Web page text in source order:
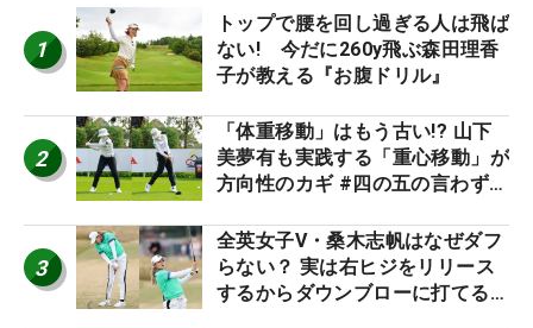
1
トップで腰を回し過ぎる人は飛ば
ない! 今だに260y飛ぶ森田理香
子が教える『お腹ドリル』
2
「体重移動」はもう古い!? 山下
美夢有も実践する「重心移動」が
方向性のカギ #四の五の言わず振
3
全英女子V・桑木志帆はなぜダフ
らない？ 実は右ヒジをリリース
するからダウンブローに打てる #